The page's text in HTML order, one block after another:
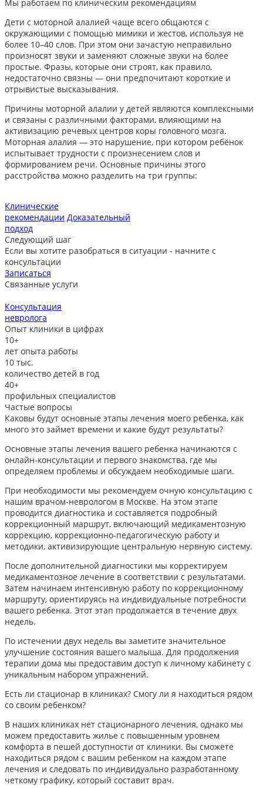
Мы работаем по клиническим рекомендациям
Дети с моторной алалией чаще всего общаются с
окружающими с помощью мимики и жестов, используя не
более 10–40 слов. При этом они зачастую неправильно
произносят звуки и заменяют сложные звуки на более
простые. Фразы, которые они строят, как правило,
недостаточно связны — они предпочитают короткие и
отрывистые высказывания.
Причины моторной алалии у детей являются комплексными
и связаны с различными факторами, влияющими на
активизацию речевых центров коры головного мозга.
Моторная алалия — это нарушение, при котором ребёнок
испытывает трудности с произнесением слов и
формированием речи. Основные причины этого
расстройства можно разделить на три группы:
Клинические
рекомендации Доказательный
подход
Следующий шаг
Если вы хотите разобраться в ситуации - начните с
консультации
Записаться
Связанные услуги
Консультация
невролога
Опыт клиники в цифрах
10+
лет опыта работы
10 тыс.
количество детей в год
40+
профильных специалистов
Частые вопросы
Каковы будут основные этапы лечения моего ребенка, как
много это займет времени и какие будут результаты?
Основные этапы лечения вашего ребенка начинаются с
онлайн-консультации и первого знакомства, где мы
определяем проблемы и обсуждаем необходимые шаги.
При необходимости мы рекомендуем очную консультацию с
нашим врачом-неврологом в Москве. На этом этапе
проводится диагностика и составляется подробный
коррекционный маршрут, включающий медикаментозную
коррекцию, коррекционно-педагогическую работу и
методики, активизирующие центральную нервную систему.
После дополнительной диагностики мы корректируем
медикаментозное лечение в соответствии с результатами.
Затем начинаем интенсивную работу по коррекционному
маршруту, ориентируясь на индивидуальные потребности
вашего ребенка. Этот этап продолжается в течение двух
недель.
По истечении двух недель вы заметите значительное
улучшение состояния вашего малыша. Для продолжения
терапии дома мы предоставим доступ к личному кабинету с
уникальным набором упражнений.
Есть ли стационар в клиниках? Смогу ли я находиться рядом
со своим ребенком?
В наших клиниках нет стационарного лечения, однако мы
можем предоставить жилье с повышенным уровнем
комфорта в пешей доступности от клиники. Вы сможете
находиться рядом с вашим ребенком на каждом этапе
лечения и следовать по индивидуально разработанному
четкому графику, который составит врач.